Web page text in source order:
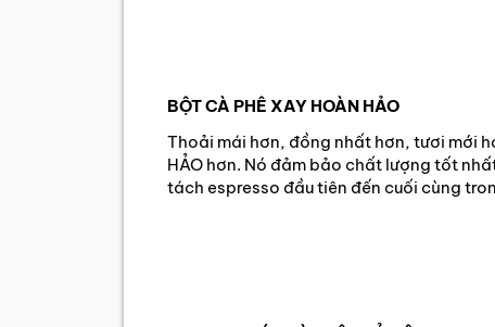
BỘT CÀ PHÊ XAY HOÀN HẢO
Thoải mái hơn, đồng nhất hơn, tươi mới
HẢO hơn. Nó đảm bảo chất lượng tốt
tách espresso đầu tiên đến cuối cùng